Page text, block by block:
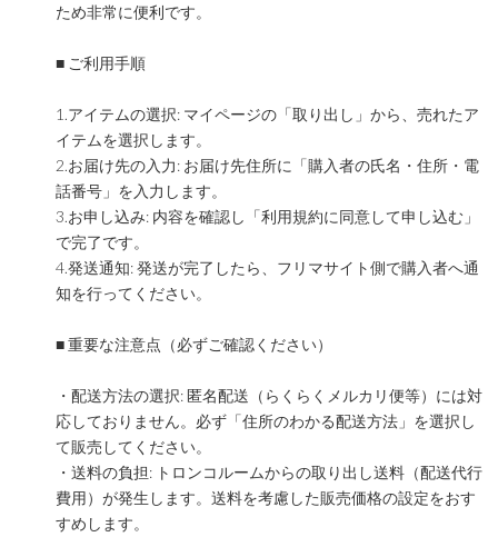
ため非常に便利です。
■ ご利用手順
1.アイテムの選択: マイページの「取り出し」から、売れたア
イテムを選択します。
2.お届け先の入力: お届け先住所に「購入者の氏名・住所・電
話番号」を入力します。
3.お申し込み: 内容を確認し「利用規約に同意して申し込む」
で完了です。
4.発送通知: 発送が完了したら、フリマサイト側で購入者へ通
知を行ってください。
■ 重要な注意点（必ずご確認ください）
・配送方法の選択: 匿名配送（らくらくメルカリ便等）には対
応しておりません。必ず「住所のわかる配送方法」を選択し
て販売してください。
・送料の負担: トロンコルームからの取り出し送料（配送代行
費用）が発生します。送料を考慮した販売価格の設定をおす
すめします。